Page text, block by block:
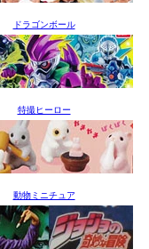
ドラゴンボール
特撮ヒーロー
動物ミニチュア